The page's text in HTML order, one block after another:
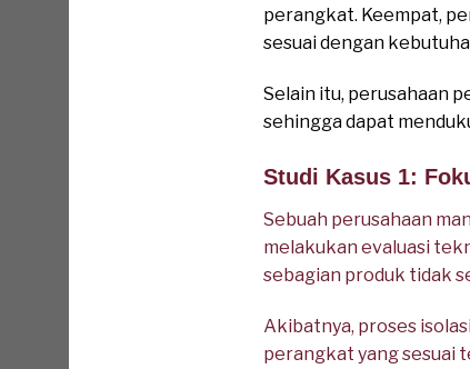
perangkat. Keempat,
sesuai dengan
Selain itu, perusahaan
sehingga dapat
Studi Kasus 1:
Sebuah perusahaan
melakukan evaluasi
sebagian produk tidak
Akibatnya, proses
perangkat yang sesuai